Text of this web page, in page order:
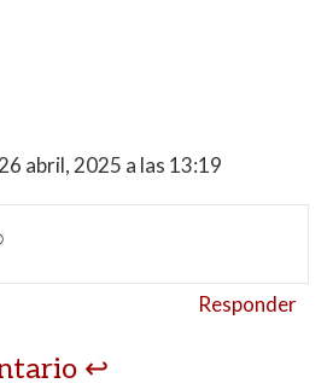
abril, 2025 a las 13:19
Responder